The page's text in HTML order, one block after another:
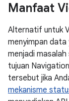
Manfaat
Alternatif untuk
menyimpan data
menjadi
tujuan
tersebut jika
mekanisme